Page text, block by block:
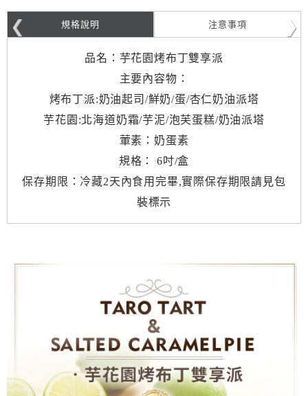
規格說明 注意事項
品名：芋花園烤布丁雙享派
主要內容物：
烤布丁派:奶油起司/鮮奶/蛋/杏仁奶油派塔
芋花園:北海道奶霜/芋泥/泡芙蛋糕/奶油派塔
葷素：奶蛋素
規格： 6吋/盒
保存期限：冷藏2天內食用完畢,實際保存期限請見包
裝標示